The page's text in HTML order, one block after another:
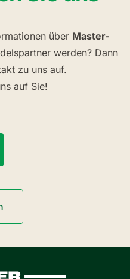
über Master-
werden? Dann
zu uns auf.
auf Sie!